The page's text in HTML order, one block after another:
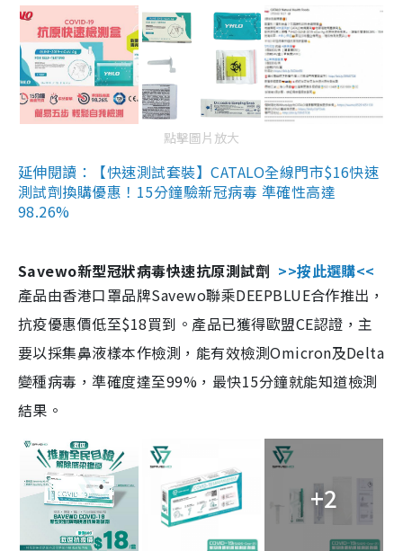
點擊圖片放大
延伸閱讀：【快速測試套裝】CATALO全線門市$16快速
測試劑換購優惠！15分鐘驗新冠病毒 準確性高達
98.26%
Savewo新型冠狀病毒快速抗原測試劑 >>按此選購<<
產品由香港口罩品牌Savewo聯乘DEEPBLUE合作推出，
抗疫優惠價低至$18買到。產品已獲得歐盟CE認證，主
要以採集鼻液樣本作檢測，能有效檢測Omicron及Delta
變種病毒，準確度達至99%，最快15分鐘就能知道檢測
結果。
+2